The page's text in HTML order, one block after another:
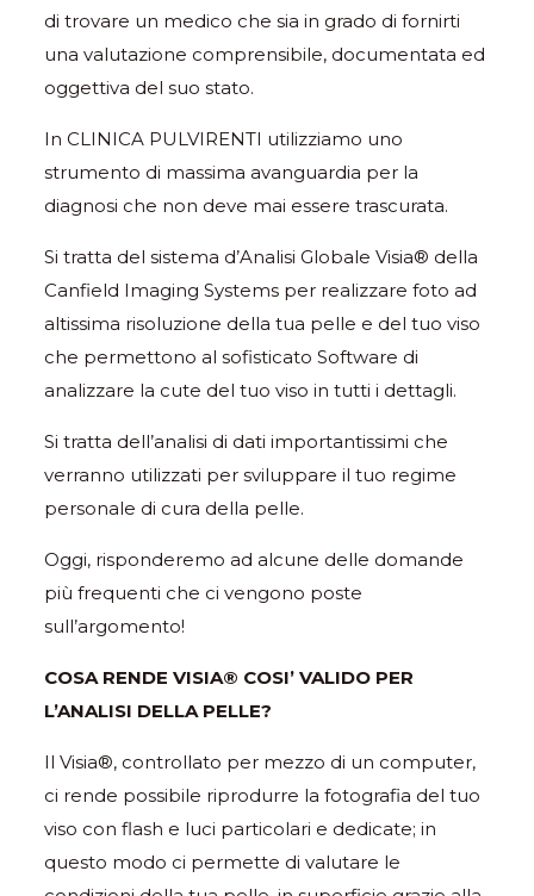
di trovare un medico che sia in grado di fornirti
una valutazione comprensibile, documentata ed
oggettiva del suo stato.
In CLINICA PULVIRENTI utilizziamo uno
strumento di massima avanguardia per la
diagnosi che non deve mai essere trascurata.
Si tratta del sistema d’Analisi Globale Visia® della
Canfield Imaging Systems per realizzare foto ad
altissima risoluzione della tua pelle e del tuo viso
che permettono al sofisticato Software di
analizzare la cute del tuo viso in tutti i dettagli.
Si tratta dell’analisi di dati importantissimi che
verranno utilizzati per sviluppare il tuo regime
personale di cura della pelle.
Oggi, risponderemo ad alcune delle domande
più frequenti che ci vengono poste
sull’argomento!
COSA RENDE VISIA® COSI’ VALIDO PER
L’ANALISI DELLA PELLE?
Il Visia®, controllato per mezzo di un computer,
ci rende possibile riprodurre la fotografia del tuo
viso con flash e luci particolari e dedicate; in
questo modo ci permette di valutare le